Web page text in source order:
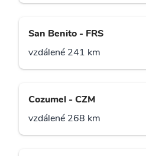
San Benito - FRS
vzdálené 241 km
Cozumel - CZM
vzdálené 268 km